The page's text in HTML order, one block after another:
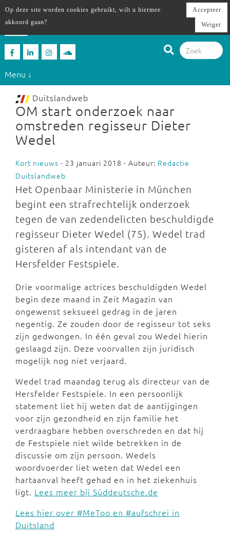
Menu ↓
Duitslandweb
OM start onderzoek naar
omstreden regisseur Dieter
Wedel
Kort nieuws - 23 januari 2018 - Auteur: Redactie
Duitslandweb
Het Openbaar Ministerie in München
begint een strafrechtelijk onderzoek
tegen de van zedendelicten beschuldigde
regisseur Dieter Wedel (75). Wedel trad
gisteren af als intendant van de
Hersfelder Festspiele.
Drie voormalige actrices beschuldigden Wedel
begin deze maand in Zeit Magazin van
ongewenst seksueel gedrag in de jaren
negentig. Ze zouden door de regisseur tot seks
zijn gedwongen. In één geval zou Wedel hierin
geslaagd zijn. Deze voorvallen zijn juridisch
mogelijk nog niet verjaard.
Wedel trad maandag terug als directeur van de
Hersfelder Festspiele. In een persoonlijk
statement liet hij weten dat de aantijgingen
voor zijn gezondheid en zijn familie het
verdraagbare hebben overschreden en dat hij
de Festspiele niet wilde betrekken in de
discussie om zijn persoon. Wedels
woordvoerder liet weten dat Wedel een
hartaanval heeft gehad en in het ziekenhuis
ligt. Lees meer bij Süddeutsche.de
Lees hier over #MeToo en #aufschrei in
Duitsland
Op deze site worden cookies gebruikt, wilt u hiermee
akkoord gaan?
Accepteer
Weiger